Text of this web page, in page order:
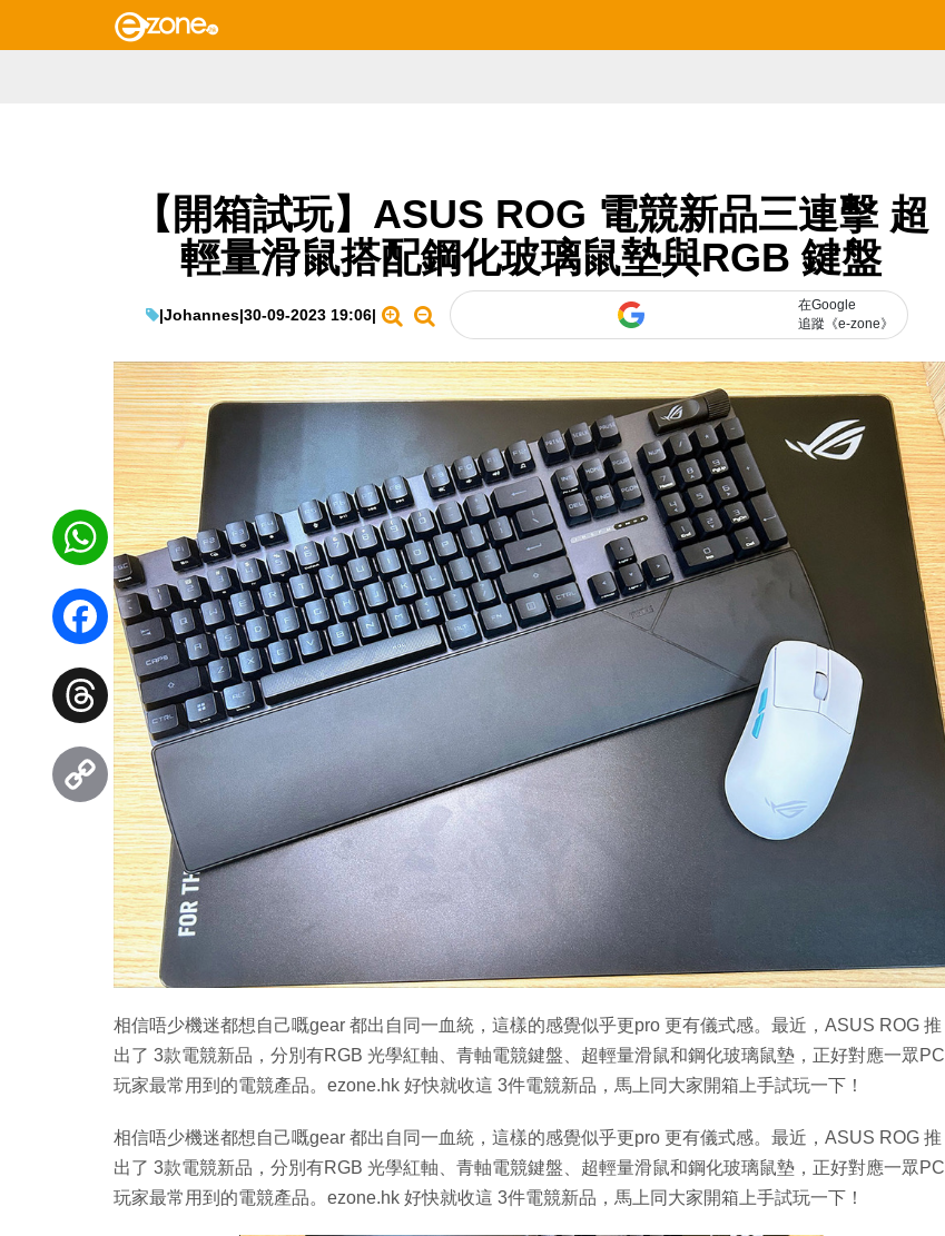
【開箱試玩】ASUS ROG 電競新品三連擊 超
輕量滑鼠搭配鋼化玻璃鼠墊與RGB 鍵盤
|Johannes|30-09-2023 19:06|
在Google
追蹤《e-zone》
相信唔少機迷都想自己嘅gear 都出自同一血統，這樣的感覺似乎更pro 更有儀式感。最近，ASUS ROG 推
出了 3款電競新品，分別有RGB 光學紅軸、青軸電競鍵盤、超輕量滑鼠和鋼化玻璃鼠墊，正好對應一眾PC
玩家最常用到的電競產品。ezone.hk 好快就收這 3件電競新品，馬上同大家開箱上手試玩一下！
相信唔少機迷都想自己嘅gear 都出自同一血統，這樣的感覺似乎更pro 更有儀式感。最近，ASUS ROG 推
出了 3款電競新品，分別有RGB 光學紅軸、青軸電競鍵盤、超輕量滑鼠和鋼化玻璃鼠墊，正好對應一眾PC
玩家最常用到的電競產品。ezone.hk 好快就收這 3件電競新品，馬上同大家開箱上手試玩一下！
WhatsApp
Facebook
Threads
Copy
Link